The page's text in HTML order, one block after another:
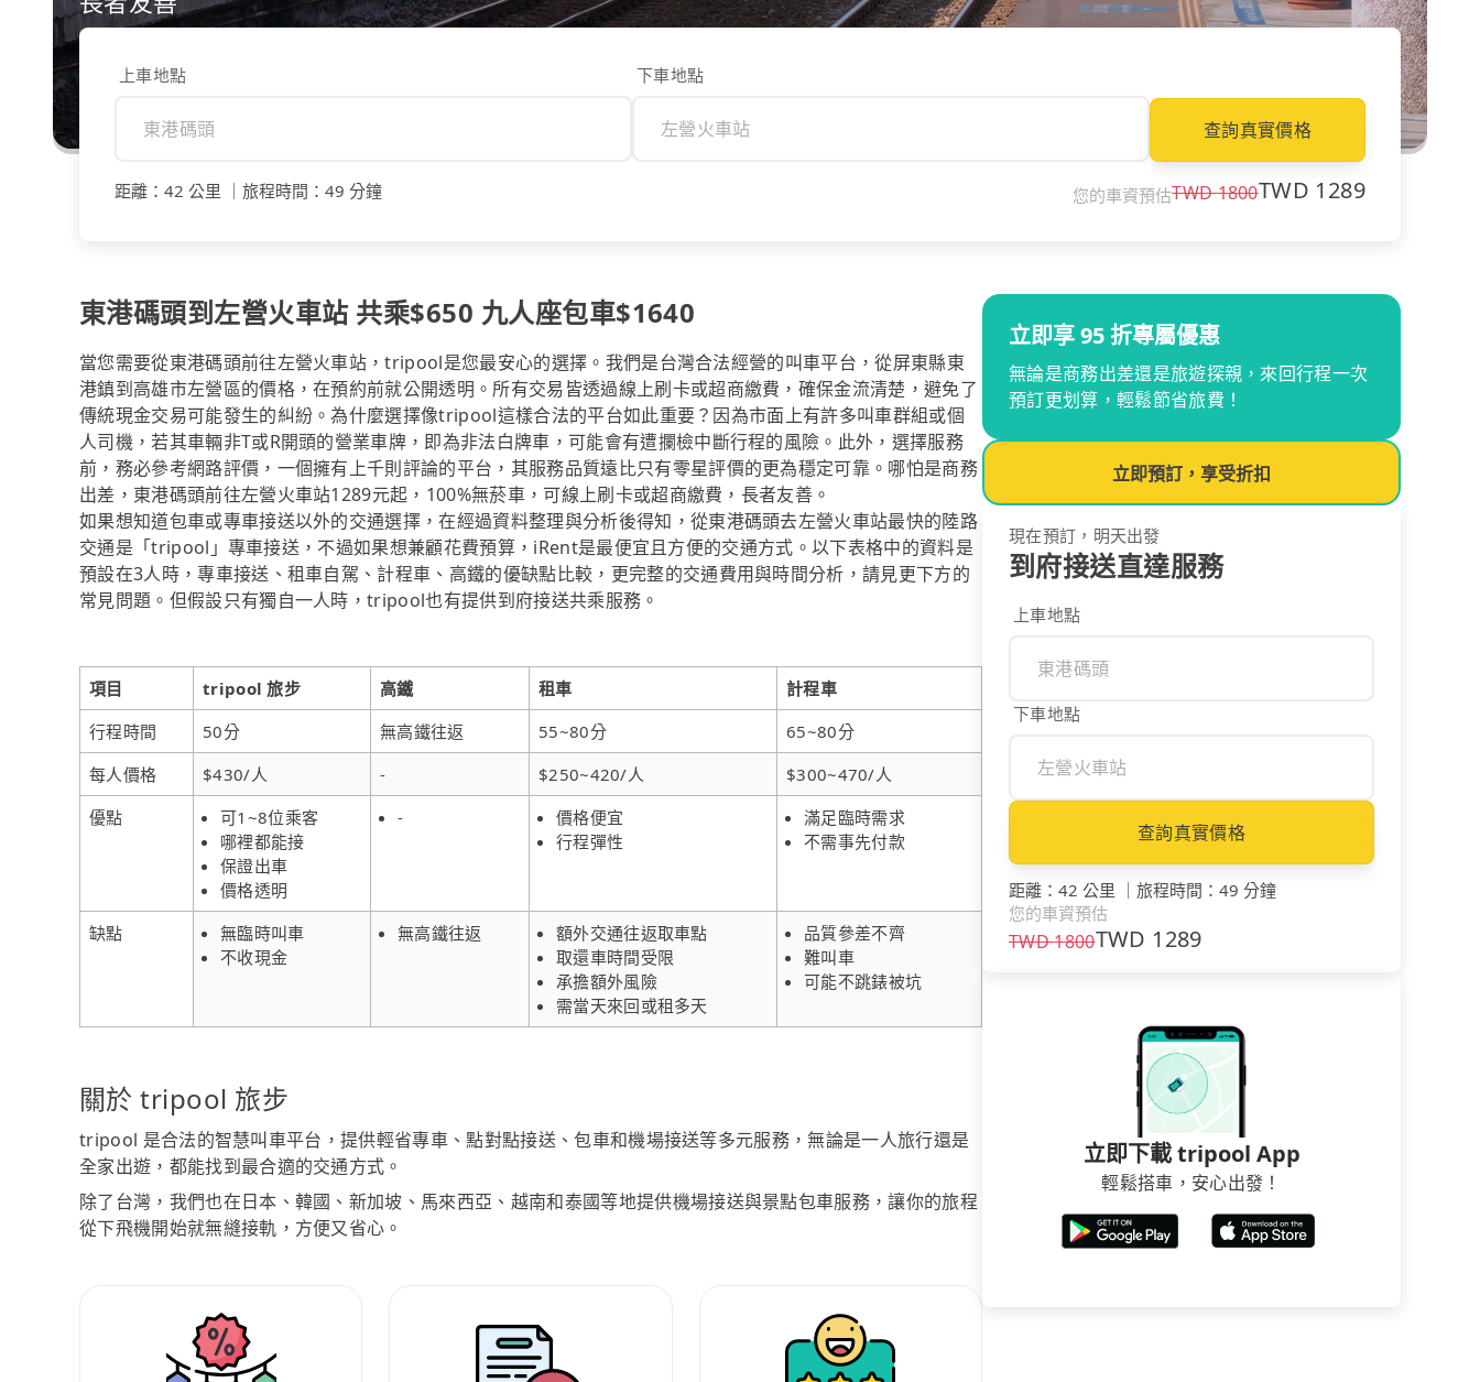
上車地點 下車地點
查詢真實價格
距離 ： 42 公里 旅程時間 ： 49 分鐘 您的車資預估TWD1800TWD 1289
東港碼頭到左營火車站 共乘$650 九人座包車$1640
當您需要從東港碼頭前往左營火車站，tripool是您最安心的選擇。我們是台灣合法經營的叫車平台，從屏東縣東
港鎮到高雄市左營區的價格，在預約前就公開透明。所有交易皆透過線上刷卡或超商繳費，確保金流清楚，避免了
傳統現金交易可能發生的糾紛。為什麼選擇像tripool這樣合法的平台如此重要？因為市面上有許多叫車群組或個
人司機，若其車輛非T或R開頭的營業車牌，即為非法白牌車，可能會有遭攔檢中斷行程的風險。此外，選擇服務
前，務必參考網路評價，一個擁有上千則評論的平台，其服務品質遠比只有零星評價的更為穩定可靠。哪怕是商務
出差，東港碼頭前往左營火車站1289元起，100%無菸車，可線上刷卡或超商繳費，長者友善。
如果想知道包車或專車接送以外的交通選擇，在經過資料整理與分析後得知，從東港碼頭去左營火車站最快的陸路
交通是「tripool」專車接送，不過如果想兼顧花費預算，iRent是最便宜且方便的交通方式。以下表格中的資料是
預設在3人時，專車接送、租車自駕、計程車、高鐵的優缺點比較，更完整的交通費用與時間分析，請見更下方的
常見問題。但假設只有獨自一人時，tripool也有提供到府接送共乘服務。
項目 tripool 旅步 高鐵 租車
計程車
行程時間
50分 無高鐵往返 55~80分
65~80分
每人價格
$430/人 - $250~420/人
$300~470/人
優點
可1~8位乘客
哪裡都能接
保證出車
價格透明
-
價格便宜
行程彈性
滿足臨時需求
不需事先付款
缺點
無臨時叫車
不收現金
無高鐵往返
額外交通往返取車點
取還車時間受限
承擔額外風險
需當天來回或租多天
品質參差不齊
難叫車
可能不跳錶被坑
關於 tripool 旅步
tripool 是合法的智慧叫車平台，提供輕省專車、點對點接送、包車和機場接送等多元服務，無論是一人旅行還是
全家出遊，都能找到最合適的交通方式。
除了台灣，我們也在日本、韓國、新加坡、馬來西亞、越南和泰國等地提供機場接送與景點包車服務，讓你的旅程
從下飛機開始就無縫接軌，方便又省心。
立即享 95 折專屬優惠
無論是商務出差還是旅遊探親，來回行程一次
預訂更划算，輕鬆節省旅費！
立即預訂，享受折扣
現在預訂，明天出發
到府接送直達服務
上車地點
下車地點
查詢真實價格
距離 ： 42 公里 ｜ 旅程時間 ： 49 分鐘
您的車資預估
TWD1800TWD 1289
立即下載 tripool App
輕鬆搭車，安心出發！